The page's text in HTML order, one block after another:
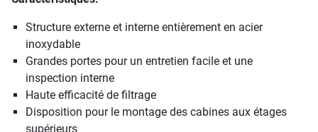
Structure externe et interne entièrement en acier
inoxydable
Grandes portes pour un entretien facile et une
inspection interne
Haute efficacité de filtrage
Disposition pour le montage des cabines aux étages
supérieurs